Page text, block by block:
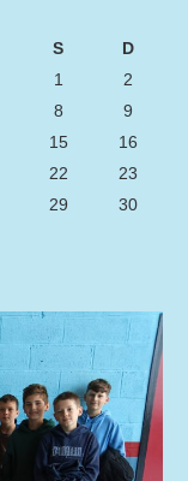
S
D
1
2
8
9
15
16
22
23
29
30